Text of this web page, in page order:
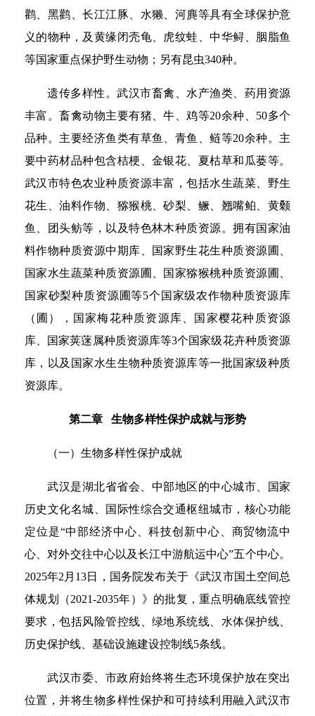
鹳、黑鹳、长江江豚、水獭、河麂等具有全球保护意
义的物种，及黄缘闭壳龟、虎纹蛙、中华鲟、胭脂鱼
等国家重点保护野生动物；另有昆虫340种。
遗传多样性。武汉市畜禽、水产渔类、药用资源
丰富。畜禽动物主要有猪、牛、鸡等20余种、50多个
品种。主要经济鱼类有草鱼、青鱼、鲢等20余种。主
要中药材品种包含桔梗、金银花、夏枯草和瓜蒌等。
武汉市特色农业种质资源丰富，包括水生蔬菜、野生
花生、油料作物、猕猴桃、砂梨、鳜、翘嘴鲌、黄颡
鱼、团头鲂等，以及特色林木种质资源。拥有国家油
料作物种质资源中期库、国家野生花生种质资源圃、
国家水生蔬菜种质资源圃、国家猕猴桃种质资源圃、
国家砂梨种质资源圃等5个国家级农作物种质资源库
（圃），国家梅花种质资源库、国家樱花种质资源
库、国家荚蒾属种质资源库等3个国家级花卉种质资源
库，以及国家水生生物种质资源库等一批国家级种质
资源库。
第二章 生物多样性保护成就与形势
（一）生物多样性保护成就
武汉是湖北省省会、中部地区的中心城市、国家
历史文化名城、国际性综合交通枢纽城市，核心功能
定位是“中部经济中心、科技创新中心、商贸物流中
心、对外交往中心以及长江中游航运中心”五个中心。
2025年2月13日，国务院发布关于《武汉市国土空间总
体规划（2021-2035年）》的批复，重点明确底线管控
要求，包括风险管控线、绿地系统线、水体保护线、
历史保护线、基础设施建设控制线5条线。
武汉市委、市政府始终将生态环境保护放在突出
位置，并将生物多样性保护和可持续利用融入武汉市